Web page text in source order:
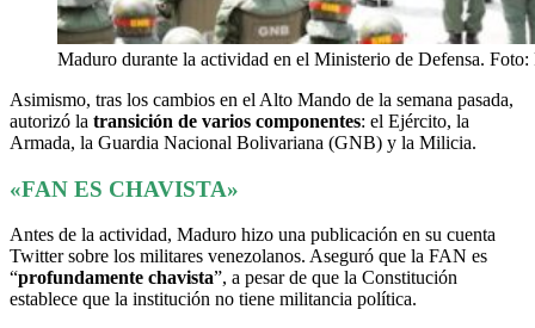
Maduro durante la actividad en el Ministerio de Defensa. Foto:
Asimismo, tras los cambios en el Alto Mando de la semana pasada,
autorizó la transición de varios componentes: el Ejército, la
Armada, la Guardia Nacional Bolivariana (GNB) y la Milicia.
«FAN ES CHAVISTA»
Antes de la actividad, Maduro hizo una publicación en su cuenta
Twitter sobre los militares venezolanos. Aseguró que la FAN es
“profundamente chavista”, a pesar de que la Constitución
establece que la institución no tiene militancia política.